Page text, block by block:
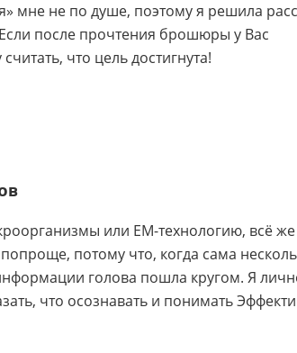
мне не по душе, поэтому я решила
после прочтения брошюры у Вас
что цель достигнута!
или ЕМ-технологию, всё же
потому что, когда сама
голова пошла кругом. Я
что осознавать и понимать